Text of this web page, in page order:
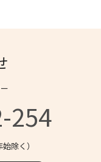
254
除く）